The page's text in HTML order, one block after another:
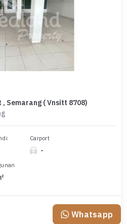
Semarang ( Vnsitt 8708)
Carport
-
Whatsapp